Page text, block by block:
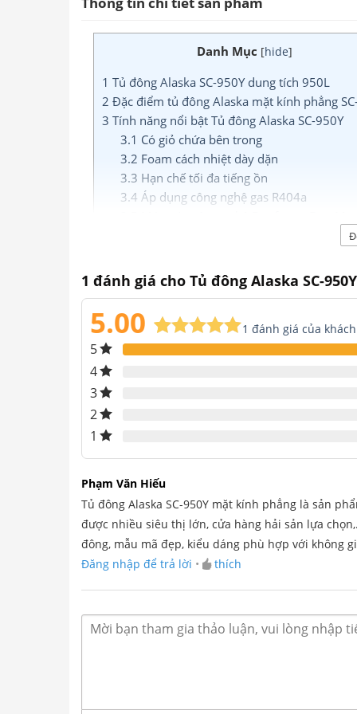
Danh Mục [hide]
1 Tủ đông Alaska SC-950Y dung tích 950L
2 Đặc điểm tủ đông Alaska mặt kính phẳng
3 Tính năng nổi bật Tủ đông Alaska SC-950Y
3.1 Có giỏ chứa bên trong
3.2 Foam cách nhiệt dày dặn
3.3 Hạn chế tối đa tiếng ồn
3.4 Áp dụng công nghệ gas R404a
Tủ đông Alaska SC-950Y
Tủ đông Alaska SC-950Y mặt kính phẳng
được nhiều siêu thị lớn, cửa hàng hải sản
một ngăn làm đông, mẫu mã đẹp, kiểu
1 đánh giá cho Tủ đông Alaska SC-
5.00
5.00
1 đánh giá của
5
4
3
2
1
Phạm Văn Hiếu
Tủ đông Alaska SC-950Y mặt kính phẳng là sản
được nhiều siêu thị lớn, cửa hàng hải sản lựa
đông, mẫu mã đẹp, kiểu dáng phù hợp với không
Đăng nhập để trả lời • thích